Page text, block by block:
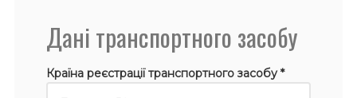
Дані транспортного засобу
Країна реєстрації транспортного засобу *